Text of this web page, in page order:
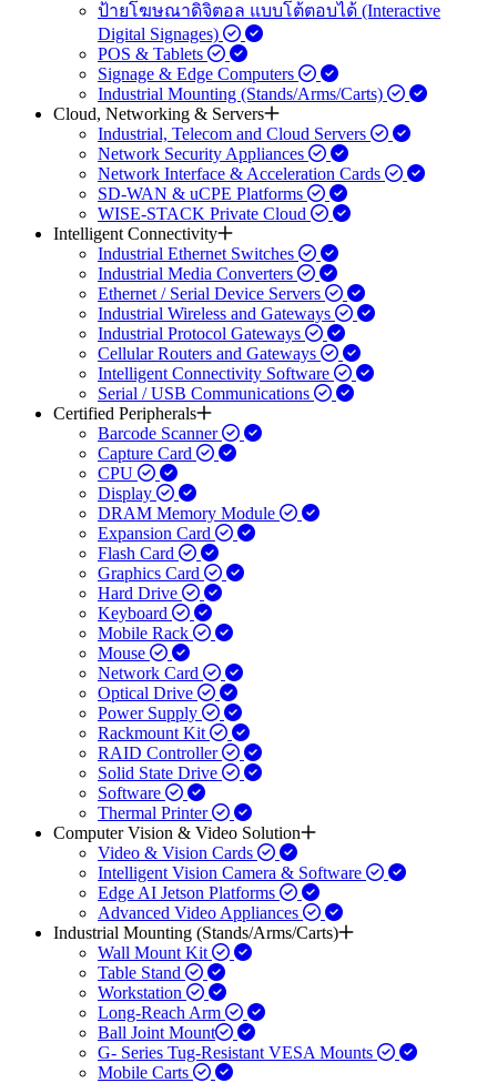
ป้ายโฆษณาดิจิตอล แบบโต้ตอบได้ (Interactive
Digital Signages)
POS & Tablets
Signage & Edge Computers
Industrial Mounting (Stands/Arms/Carts)
Cloud, Networking & Servers
Industrial, Telecom and Cloud Servers
Network Security Appliances
Network Interface & Acceleration Cards
SD-WAN & uCPE Platforms
WISE-STACK Private Cloud
Intelligent Connectivity
Industrial Ethernet Switches
Industrial Media Converters
Ethernet / Serial Device Servers
Industrial Wireless and Gateways
Industrial Protocol Gateways
Cellular Routers and Gateways
Intelligent Connectivity Software
Serial / USB Communications
Certified Peripherals
Barcode Scanner
Capture Card
CPU
Display
DRAM Memory Module
Expansion Card
Flash Card
Graphics Card
Hard Drive
Keyboard
Mobile Rack
Mouse
Network Card
Optical Drive
Power Supply
Rackmount Kit
RAID Controller
Solid State Drive
Software
Thermal Printer
Computer Vision & Video Solution
Video & Vision Cards
Intelligent Vision Camera & Software
Edge AI Jetson Platforms
Advanced Video Appliances
Industrial Mounting (Stands/Arms/Carts)
Wall Mount Kit
Table Stand
Workstation
Long-Reach Arm
Ball Joint Mount​
G- Series Tug-Resistant VESA Mounts
Mobile Carts